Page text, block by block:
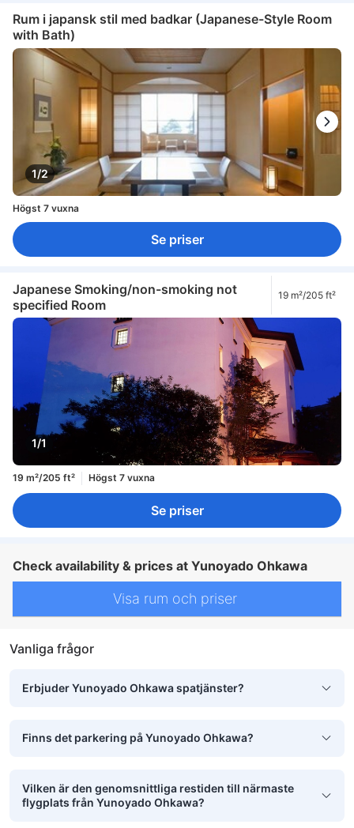
Rum i japansk stil med badkar (Japanese-Style Room
with Bath)
1/2
Högst 7 vuxna
Se priser
Japanese Smoking/non-smoking not
specified Room
19 m²/205 ft²
1/1
19 m²/205 ft² Högst 7 vuxna
Se priser
Check availability & prices at Yunoyado Ohkawa
Visa rum och priser
Vanliga frågor
Erbjuder Yunoyado Ohkawa spatjänster?
Finns det parkering på Yunoyado Ohkawa?
Vilken är den genomsnittliga restiden till närmaste
flygplats från Yunoyado Ohkawa?